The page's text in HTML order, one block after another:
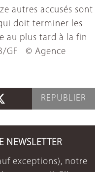
autres accusés sont
doit terminer les
au plus tard à la fin
GF © Agence
REPUBLIER
NEWSLETTER
exceptions), notre